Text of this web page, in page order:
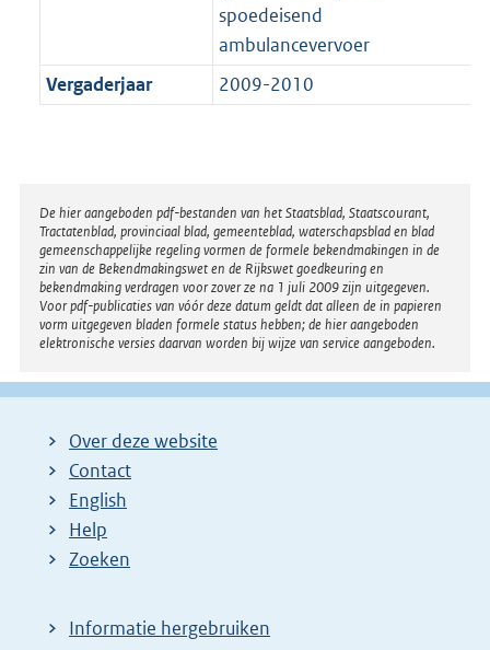
spoedeisend
ambulancevervoer
Vergaderjaar
2009-2010
Disclaimer
De hier aangeboden pdf-bestanden van het Staatsblad, Staatscourant,
Tractatenblad, provinciaal blad, gemeenteblad, waterschapsblad en blad
gemeenschappelijke regeling vormen de formele bekendmakingen in de
zin van de Bekendmakingswet en de Rijkswet goedkeuring en
bekendmaking verdragen voor zover ze na 1 juli 2009 zijn uitgegeven.
Voor pdf-publicaties van vóór deze datum geldt dat alleen de in papieren
vorm uitgegeven bladen formele status hebben; de hier aangeboden
elektronische versies daarvan worden bij wijze van service aangeboden.
Over deze website
Contact
English
Help
Zoeken
Informatie hergebruiken